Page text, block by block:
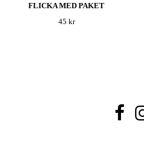
FLICKA MED PAKET
45 kr